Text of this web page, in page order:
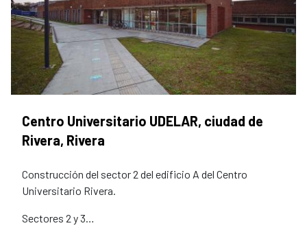
Centro Universitario UDELAR, ciudad de
Rivera, Rivera
Construcción del sector 2 del edificio A del Centro
Universitario Rivera.
Sectores 2 y 3…